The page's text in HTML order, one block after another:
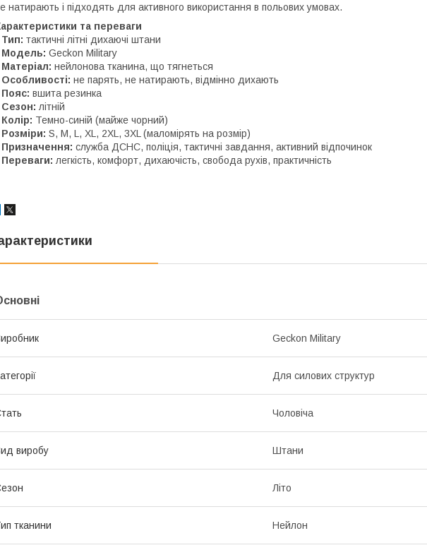
натирають і підходять для активного використання в польових умовах.
та переваги
Тип: тактичні літні дихаючі штани
Модель: Geckon Military
Матеріал: нейлонова тканина, що тягнеться
Особливості: не парять, не натирають, відмінно дихають
Пояс: вшита резинка
Сезон: літній
Колір: Темно-синій (майже чорний)
Розміри: S, M, L, XL, 2XL, 3XL (маломірять на розмір)
Призначення: служба ДСНС, поліція, тактичні завдання, активний відпочинок
Переваги: легкість, комфорт, дихаючість, свобода рухів, практичність
Geckon Military
Для силових структур
Чоловіча
виробу Штани
Літо
тканини Нейлон